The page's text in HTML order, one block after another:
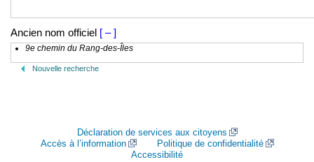
Ancien nom officiel [ – ]
9e chemin du Rang-des-Îles
Nouvelle recherche
Déclaration de services aux citoyens
Accès à l’information
Politique de confidentialité
Accessibilité